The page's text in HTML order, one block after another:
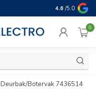
Geld terug
4.6 /5.0
0
Botervak 7436514